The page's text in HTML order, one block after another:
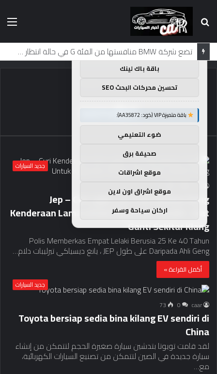
بحث
عن
تضع شركة BMW منافستها من الفئة G في حالة انتظار مع وصول الرياح المعاكسة في الصين إلى موطنها
الرئيسية/
sendiri
sendiri
جديد السيارات
caar
Polis Berkas Geng على طول Jep – Curi
Kenderaan Lama Untuk Kegunaan Sendiri ، Alat
Ganti Sekitar Klang
Polis Memberkas Empat Lelaki Berusia 25 Ke 40 Tahun
Daripada Ahli Geng على طول JEP ، يانغ ديسياكي تيرليبات دلام…
أكمل القراءة »
جديد السيارات
caar
0
73
Toyota bersiap sedia bina kilang EV sendiri di
China
لقد قامت تويوتا بتدشين سيارة صغيرة الحجم لتتمكن من إنشاء
سيارة جديدة في الصين لتتمكن من تصنيع السيارات الكهربائية،
مع…
توصيات :
باقة متميزة VIP (كود: AA11138):
باقة باك لينك
تحسين محركات البحث SEO
باقة متميزة VIP (كود: AA35872):
ضوء التعليمي
صحيفة برق
موقع اشراقات
موقع اشراق اون لاين
اركان سياحة وسفر